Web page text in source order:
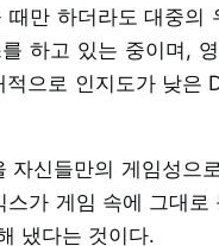
만 하더라도 대중의
하고 있는 중이며,
으로 인지도가 낮은
신들만의 게임성으
가 게임 속에 그대
냈다는 것이다.